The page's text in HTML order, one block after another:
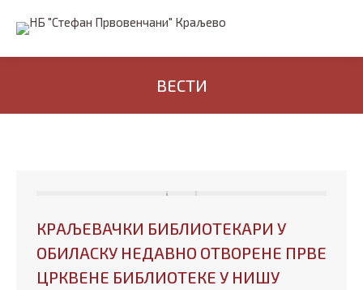
ВЕСТИ
КРАЉЕВАЧКИ БИБЛИОТЕКАРИ У
ОБИЛАСКУ НЕДАВНО ОТВОРЕНЕ ПРВЕ
ЦРКВЕНЕ БИБЛИОТЕКЕ У НИШУ